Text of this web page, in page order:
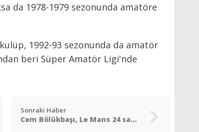
da 1978-1979 sezonunda amatöre
1992-93 sezonunda da amatör
beri Süper Amatör Ligi'nde
Sonraki Haber
Cem Bölükbaşı, Le Mans 24 saat yarışına katılacak